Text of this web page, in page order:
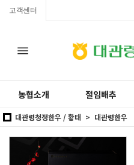
고객센터
농협소개 절임배추
대관령청정한우 / 황태 대관령한우